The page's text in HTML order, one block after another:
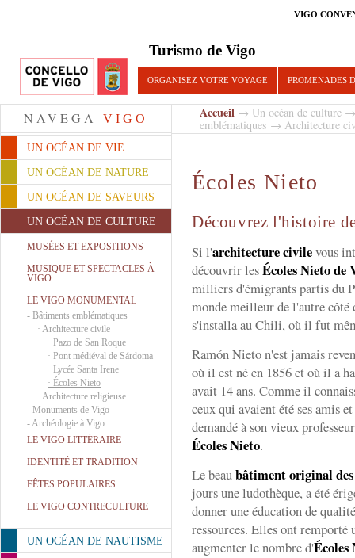
VIGO
Turismo de Vigo
ORGANISEZ VOTRE VOYAGE PROMENADES
NAVEGA VIGO
UN OCÉAN DE VIE
UN OCÉAN DE NATURE
UN OCÉAN DE SAVEURS
UN OCÉAN DE CULTURE
MUSÉES ET EXPOSITIONS
MUSIQUE ET SPECTACLES À
VIGO
LE VIGO MONUMENTAL
- Bâtiments emblématiques
· Architecture civile
· Pazo de San Roque
· Pont médiéval de Sárdoma
· Lycée Santa Irene
· Écoles Nieto
· Architecture religieuse
- Monuments de Vigo
-Archéologie à Vigo
LE VIGO LITTÉRAIRE
IDENTITÉ ET TRADITION
FÊTES POPULAIRES
LE VIGO CONTRECULTURE
UN OCÉAN DE NAUTISME
Accueil → Un océan de culture
emblématiques → Architecture
Écoles Nieto
Découvrez l'histoire
Si l'architecture civilevous
découvrir lesÉcoles Nieto de
milliers d'émigrants partis du
monde meilleur de l'autre
s'installa au Chili, où il fut
Ramón Nieto n'est jamais
où il est né en 1856 et où il a
avait 14 ans. Comme il
ceux qui avaient été ses amis
demandé à son vieux
Écoles Nieto.
Le beaubâtiment original
jours une ludothèque, a été
donner une éducation de
ressources. Elles ont
augmenter le nombre d'Écoles